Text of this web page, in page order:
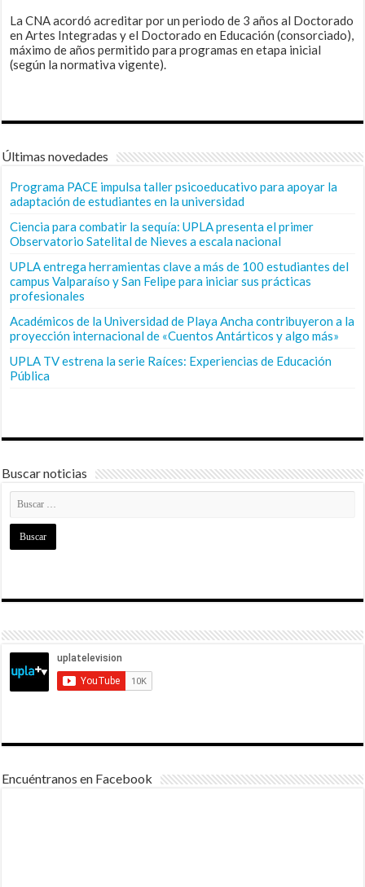
La CNA acordó acreditar por un periodo de 3 años al Doctorado
en Artes Integradas y el Doctorado en Educación (consorciado),
máximo de años permitido para programas en etapa inicial
(según la normativa vigente).
Últimas novedades
Programa PACE impulsa taller psicoeducativo para apoyar la
adaptación de estudiantes en la universidad
Ciencia para combatir la sequía: UPLA presenta el primer
Observatorio Satelital de Nieves a escala nacional
UPLA entrega herramientas clave a más de 100 estudiantes del
campus Valparaíso y San Felipe para iniciar sus prácticas
profesionales
Académicos de la Universidad de Playa Ancha contribuyeron a la
proyección internacional de «Cuentos Antárticos y algo más»
UPLA TV estrena la serie Raíces: Experiencias de Educación
Pública
Buscar noticias
Encuéntranos en Facebook